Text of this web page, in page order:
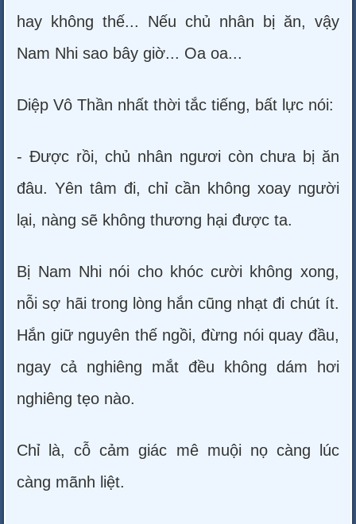
hay không thế... Nếu chủ nhân bị ăn, vậy
Nam Nhi sao bây giờ... Oa oa...
Diệp Vô Thần nhất thời tắc tiếng, bất lực nói:
- Được rồi, chủ nhân ngươi còn chưa bị ăn
đâu. Yên tâm đi, chỉ cần không xoay người
lại, nàng sẽ không thương hại được ta.
Bị Nam Nhi nói cho khóc cười không xong,
nỗi sợ hãi trong lòng hắn cũng nhạt đi chút ít.
Hắn giữ nguyên thế ngồi, đừng nói quay đầu,
ngay cả nghiêng mắt đều không dám hơi
nghiêng tẹo nào.
Chỉ là, cỗ cảm giác mê muội nọ càng lúc
càng mãnh liệt.